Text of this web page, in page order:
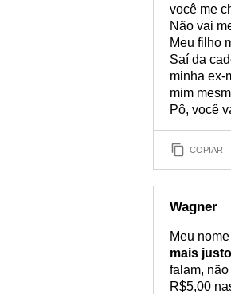
você me
Não vai
Meu filho
Saí da
minha ex-
mim
Pô, você
COPIAR
Wagner
Meu
mais
falam,
R$5,00